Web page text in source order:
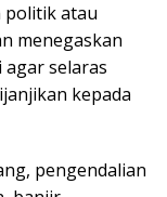
politik atau
menegaskan
selaras
kepada
pengendalian